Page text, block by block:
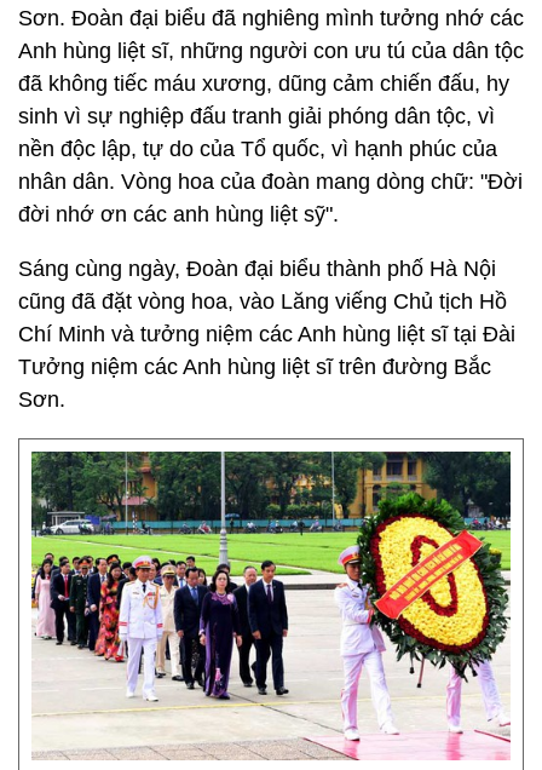
Sơn. Đoàn đại biểu đã nghiêng mình tưởng nhớ các
Anh hùng liệt sĩ, những người con ưu tú của dân tộc
đã không tiếc máu xương, dũng cảm chiến đấu, hy
sinh vì sự nghiệp đấu tranh giải phóng dân tộc, vì
nền độc lập, tự do của Tổ quốc, vì hạnh phúc của
nhân dân. Vòng hoa của đoàn mang dòng chữ: "Đời
đời nhớ ơn các anh hùng liệt sỹ".
Sáng cùng ngày, Đoàn đại biểu thành phố Hà Nội
cũng đã đặt vòng hoa, vào Lăng viếng Chủ tịch Hồ
Chí Minh và tưởng niệm các Anh hùng liệt sĩ tại Đài
Tưởng niệm các Anh hùng liệt sĩ trên đường Bắc
Sơn.